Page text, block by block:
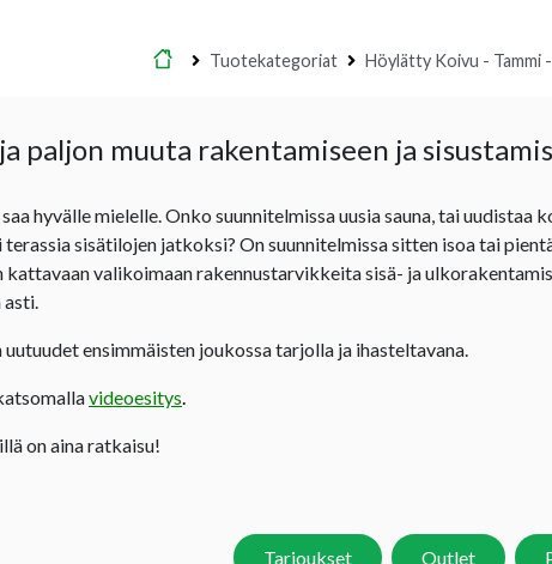
Etusivu
Tuotekategoriat Höylätty Koivu - Tammi
paljon muuta rakentamiseen ja
hyvälle mielelle. Onko suunnitelmissa uusia sauna, tai uudistaa
sisätilojen jatkoksi? On suunnitelmissa sitten isoa tai
valikoimaan rakennustarvikkeita sisä- ja
asti.
ensimmäisten joukossa tarjolla ja ihasteltavana.
videoesitys.
on aina ratkaisu!
Tarjoukset Outlet